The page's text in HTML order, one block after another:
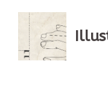
springen